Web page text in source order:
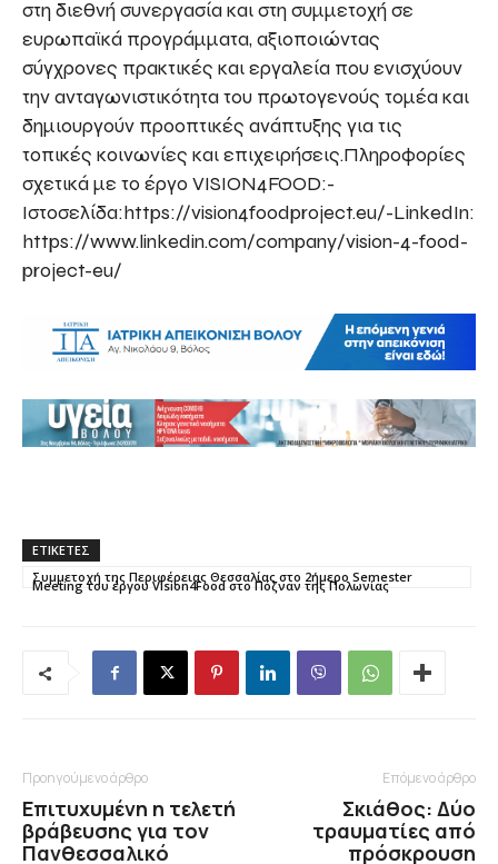
στη διεθνή συνεργασία και στη συμμετοχή σε
ευρωπαϊκά προγράμματα, αξιοποιώντας
σύγχρονες πρακτικές και εργαλεία που ενισχύουν
την ανταγωνιστικότητα του πρωτογενούς τομέα και
δημιουργούν προοπτικές ανάπτυξης για τις
τοπικές κοινωνίες και επιχειρήσεις.Πληροφορίες
σχετικά με το έργο VISION4FOOD:-
Ιστοσελίδα:https://vision4foodproject.eu/-LinkedIn:
https://www.linkedin.com/company/vision-4-food-
project-eu/
ΕΤΙΚΕΤΕΣ
Συμμετοχή της Περιφέρειας Θεσσαλίας στο 2ήμερο Semester
Meeting του έργου Vision4Food στο Πόζναν της Πολωνίας
Προηγούμενο άρθρο
Επιτυχυμένη η τελετή
βράβευσης για τον
Πανθεσσαλικό
Επόμενο άρθρο
Σκιάθος: Δύο
τραυματίες από
πρόσκρουση